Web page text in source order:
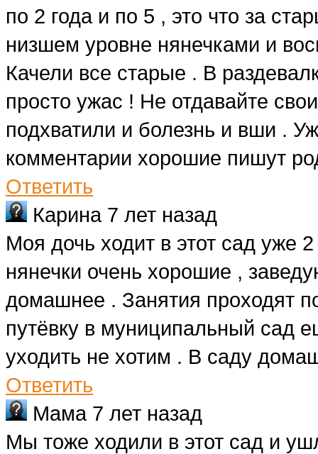
по 2 года и по 5 , это что за
низшем уровне нянечками и
Качели все старые . В
просто ужас ! Не отдавайте
подхватили и болезнь и вши .
комментарии хорошие пишут
Ответить
Карина 7 лет назад
Моя дочь ходит в этот сад уже
нянечки очень хорошие ,
домашнее . Занятия проходят
путёвку в муниципальный сад
уходить не хотим . В саду
Ответить
Мама 7 лет назад
Мы тоже ходили в этот сад и